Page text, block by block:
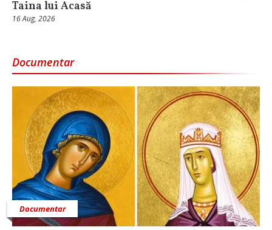
Taina lui Acasă
16 Aug, 2026
Documentar
Documentar